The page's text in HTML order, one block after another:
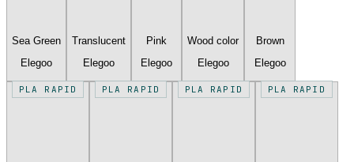
Sea Green
Elegoo
Translucent
Elegoo
Pink
Elegoo
Wood color
Elegoo
Brown
Elegoo
PLA RAPID PLA RAPID PLA RAPID PLA RAPID